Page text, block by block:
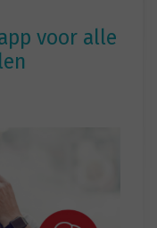
voor alle